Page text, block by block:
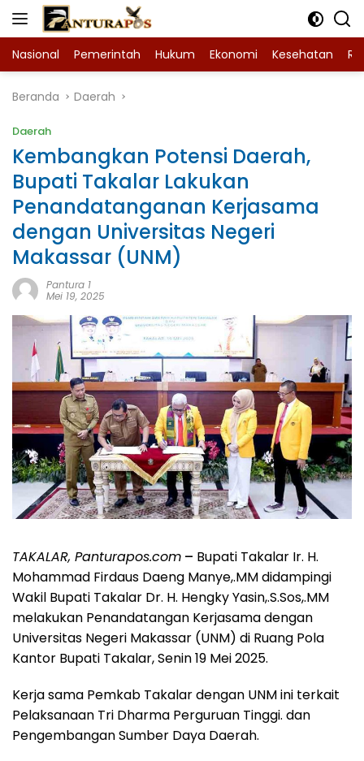
Langsung
Nasional Pemerintah Hukum Ekonomi Kesehatan
Beranda Daerah
Daerah
Kembangkan Potensi Daerah,
Bupati Takalar Lakukan
Penandatanganan Kerjasama
dengan Universitas Negeri
Makassar (UNM)
Pantura 1
Mei 19, 2025
TAKALAR, Panturapos.com – Bupati Takalar Ir. H.
Mohammad Firdaus Daeng Manye,.MM didampingi
Wakil Bupati Takalar Dr. H. Hengky Yasin,.S.Sos,.MM
melakukan Penandatangan Kerjasama dengan
Universitas Negeri Makassar (UNM) di Ruang Pola
Kantor Bupati Takalar, Senin 19 Mei 2025.
Kerja sama Pemkab Takalar dengan UNM ini terkait
Pelaksanaan Tri Dharma Perguruan Tinggi. dan
Pengembangan Sumber Daya Daerah.